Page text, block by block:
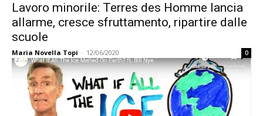
Lavoro minorile: Terres des Homme lancia
allarme, cresce sfruttamento, ripartire dalle
scuole
Maria Novella Topi - 12/06/2020 0